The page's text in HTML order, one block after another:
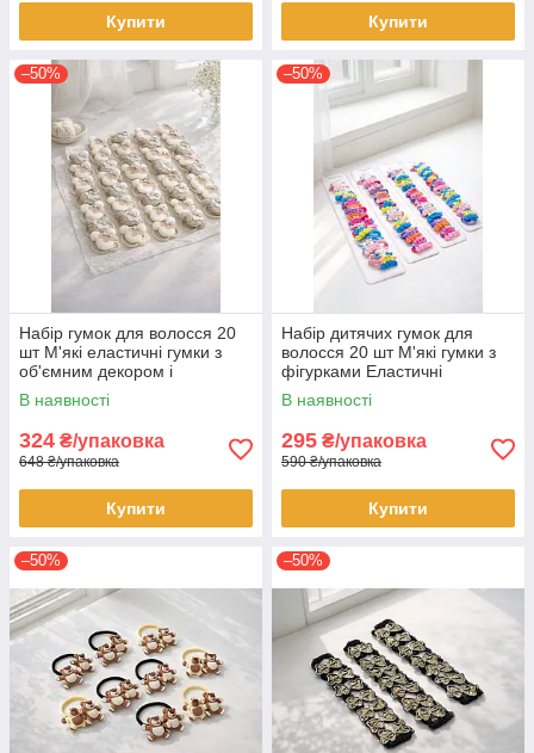
Купити Купити
–50%
Набір гумок для волосся 20
шт М'які еластичні гумки з
об'ємним декором і
бантиками Аксесуари для
зачісок
В наявності
324 ₴/упаковка
648 ₴/упаковка
Купити
–50%
Набір дитячих гумок для
волосся 20 шт М'які гумки з
фігурками Еластичні
аксесуари для зачісок
Яскраві гумки для дівчаток
В наявності
295 ₴/упаковка
590 ₴/упаковка
Купити
–50% –50%